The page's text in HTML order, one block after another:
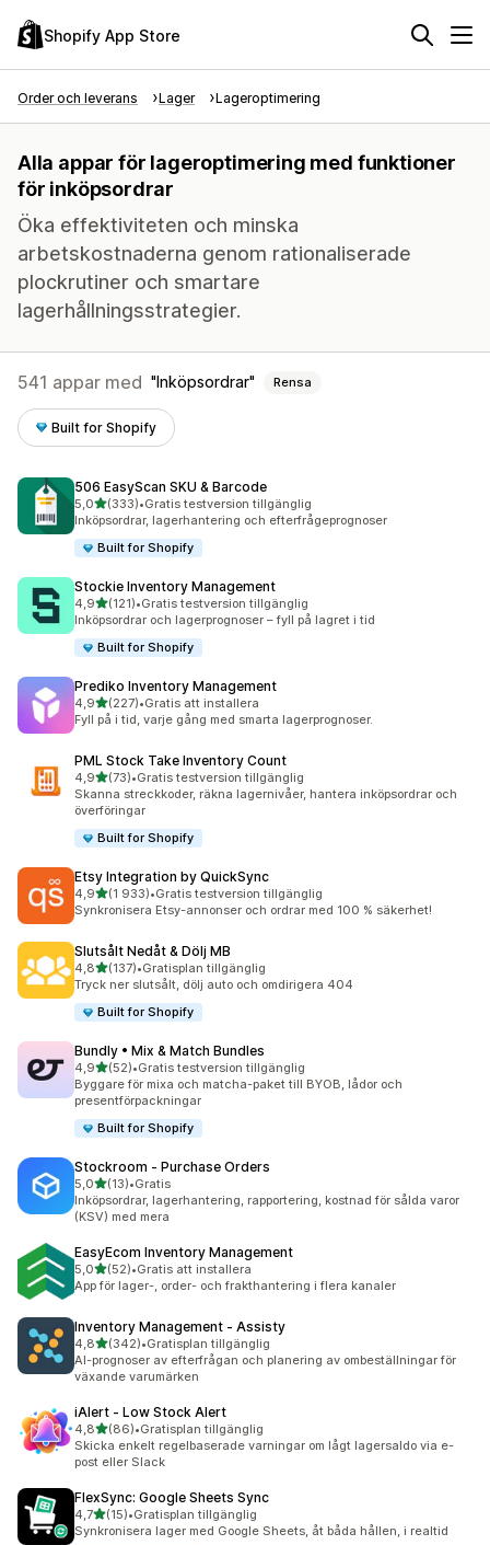
Shopify App Store
Order och leverans Lager Lageroptimering
Alla appar för lageroptimering med funktioner
för inköpsordrar
Öka effektiviteten och minska
arbetskostnaderna genom rationaliserade
plockrutiner och smartare
lagerhållningsstrategier.
541 appar med Inköpsordrar Rensa
Built for Shopify
506 EasyScan SKU & Barcode
5,0av 5 stjärnor
(333)
333 recensioner totalt
•Gratis testversion tillgänglig
Inköpsordrar, lagerhantering och efterfrågeprognoser
Built for Shopify
Stockie Inventory Management
4,9av 5 stjärnor
(121)
121 recensioner totalt
•Gratis testversion tillgänglig
Inköpsordrar och lagerprognoser – fyll på lagret i tid
Built for Shopify
Prediko Inventory Management
4,9av 5 stjärnor
(227)
227 recensioner totalt
•Gratis att installera
Fyll på i tid, varje gång med smarta lagerprognoser.
PML Stock Take Inventory Count
4,9av 5 stjärnor
(73)
73 recensioner totalt
•Gratis testversion tillgänglig
Skanna streckkoder, räkna lagernivåer, hantera inköpsordrar och
överföringar
Built for Shopify
Etsy Integration by QuickSync
4,9av 5 stjärnor
(1 933)
1933 recensioner totalt
•Gratis testversion tillgänglig
Synkronisera Etsy-annonser och ordrar med 100 % säkerhet!
Slutsålt Nedåt & Dölj MB
4,8av 5 stjärnor
(137)
137 recensioner totalt
•Gratisplan tillgänglig
Tryck ner slutsålt, dölj auto och omdirigera 404
Built for Shopify
Bundly • Mix & Match Bundles
4,9av 5 stjärnor
(52)
52 recensioner totalt
•Gratis testversion tillgänglig
Byggare för mixa och matcha-paket till BYOB, lådor och
presentförpackningar
Built for Shopify
Stockroom ‑ Purchase Orders
5,0av 5 stjärnor
(13)
13 recensioner totalt
•Gratis
Inköpsordrar, lagerhantering, rapportering, kostnad för sålda varor
(KSV) med mera
EasyEcom Inventory Management
5,0av 5 stjärnor
(52)
52 recensioner totalt
•Gratis att installera
App för lager-, order- och frakthantering i flera kanaler
Inventory Management ‑ Assisty
4,8av 5 stjärnor
(342)
342 recensioner totalt
•Gratisplan tillgänglig
AI-prognoser av efterfrågan och planering av ombeställningar för
växande varumärken
iAlert ‑ Low Stock Alert
4,8av 5 stjärnor
(86)
86 recensioner totalt
•Gratisplan tillgänglig
Skicka enkelt regelbaserade varningar om lågt lagersaldo via e-
post eller Slack
FlexSync: Google Sheets Sync
4,7av 5 stjärnor
(15)
15 recensioner totalt
•Gratisplan tillgänglig
Synkronisera lager med Google Sheets, åt båda hållen, i realtid